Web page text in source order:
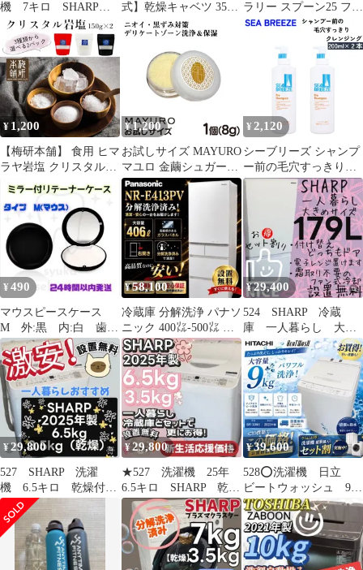
機 7キロ SHARP
分解洗浄 設置無
料 安い 綺麗
式】乾燥キャベツ 350
ｇ 【送料無料】【メー
ル便で郵便ポストにお
届け】【代引不可】
【時間指定不可】 AD
製法（契約栽培） 標高
約1,000ｍの高原キャベ
ツ使用 乾燥野菜 カット
野菜 ラーメン みそ汁
スープ レトルト [01]
ラリー スプーン25 フォ
ーク25 お洒落 まとめ売
¥ 1,200
【梅研本舗】 食用 ヒマ
ラヤ岩塩 クリスタルソ
ルト クリスタル岩塩 選
べる2パック
150g×2（計300g）
¥1,200
お試しサイズ MAYURO
マユロ 金繭シュガーモ
イッシュ フェムケア ウ
ォッシュ＆モイスト
8g(約7日分) うるおい
くすみ サポート ソープ
パック 粘膜 保護 膣 膣
ケア 繭 高保湿 洗浄
¥ 2,120
シーブリーズ シャンプ
ー前の毛穴すっきりク
レンジング 200ml × 2本
SEA BREEZE スカルプ
ケア シャンプー前 頭皮
地肌 皮脂 臭い かゆみ
毛穴 クレンジング 保湿
植物由来 メンズ 男性
女性 頭皮クレンジング
頭皮洗浄 毛穴洗浄 頭皮
¥ 490
マウスピースケース
M 外:黒 内:白 歯
矯正 インビザライ
ン リテーナーケース
¥58,100
冷蔵庫 分解洗浄 パナソ
ニック 400㍑-500㍑ 大
型安い 右開き 設置無料
¥29,400
524 SHARP 冷蔵
庫 一人暮らし 大き
め 設置無料 洗濯機
セット割 安い‼️
¥29,800
527 SHARP 洗濯
機 6.5キロ 乾燥付
き 25年製 中古 設
置無料 安い
¥29,800
★527 洗濯機 25年
6.5キロ SHARP 乾燥
付き 安い 単身 設
置無料
¥39,600
528⭕️洗濯機 日立
ビートウォッシュ 9キ
ロ 安い 設置無料
BW-X90H